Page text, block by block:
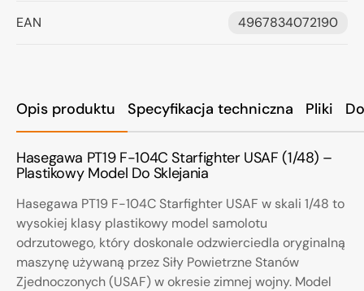
Opis produktu Specyfikacja techniczna Pliki
Hasegawa PT19 F-104C Starfighter USAF (1/48) –
Plastikowy Model Do Sklejania
Hasegawa PT19 F-104C Starfighter USAF w skali 1/48 to
wysokiej klasy plastikowy model samolotu
odrzutowego, który doskonale odzwierciedla oryginalną
maszynę używaną przez Siły Powietrzne Stanów
Zjednoczonych (USAF) w okresie zimnej wojny. Model
EAN 4967834072190